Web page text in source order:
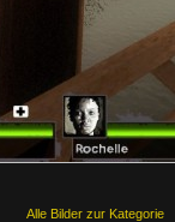
Alle Bilder zur Kategorie